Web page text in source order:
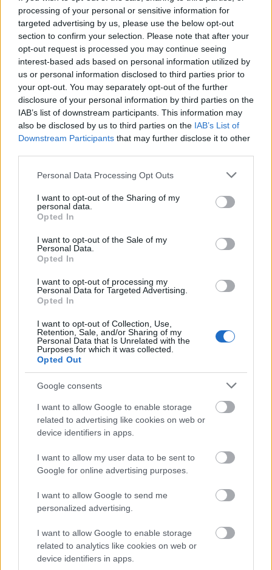
processing of your personal or sensitive information for
targeted advertising by us, please use the below opt-out
section to confirm your selection. Please note that after your
opt-out request is processed you may continue seeing
interest-based ads based on personal information utilized by
us or personal information disclosed to third parties prior to
your opt-out. You may separately opt-out of the further
disclosure of your personal information by third parties on the
IAB’s list of downstream participants. This information may
also be disclosed by us to third parties on the IAB’s List of
Downstream Participants that may further disclose it to other
Please note that this website/app uses one or more Google
not limited to your visit or usage behaviour. You may click to
grant or deny consent to Google and its third-party tags to
use your data for below specified purposes in below Google
consent section.
Personal Data Processing Opt Outs
I want to opt-out of the Sharing of my
personal data.
Opted In
I want to opt-out of the Sale of my
Personal Data.
Opted In
I want to opt-out of processing my
Personal Data for Targeted Advertising.
Opted In
I want to opt-out of Collection, Use,
Retention, Sale, and/or Sharing of my
Personal Data that Is Unrelated with the
Purposes for which it was collected.
Opted Out
Google consents
I want to allow Google to enable storage
related to advertising like cookies on web or
device identifiers in apps.
I want to allow my user data to be sent to
Google for online advertising purposes.
I want to allow Google to send me
personalized advertising.
I want to allow Google to enable storage
related to analytics like cookies on web or
device identifiers in apps.
Yorkban, egy évig ismét Angliában szerepelt,
majd 1952-ben Hollywoodba szerződött.
1953-ban került a nagy hírű londoni Old Vic
társulathoz, ahol Shakespeare-szerepek
egész sorát játszotta (Hamlet, Caliban, Caius
Martinus).
1952-ben már Oscar-díjra is jelölték legjobb
férfi mellékszereplő kategóriában a My
Cousin Rachel című romantikus drámában
nyújtott alakításáért. Egy évvel később A
főszereplőt jelölték a legrangosabb díjra Jean
Simmons partnereként. 1956-ban kapta meg
a Nagy Sándor, a hódító című film
címszerepét. A világhírnevet azonban a John
Osborne drámájából készült Dühöngő
ifjúság (1958.) hozta meg számára.
Ittelolvashatja, hogy talált rá a szerelem a
legendás színészre.
Forrás:Mi van ma?
Színház Színészek Hollywoodi filmipar
VISSZATÉRT A BETEKINTŐ A THÁLIA SZÍNHÁZBA